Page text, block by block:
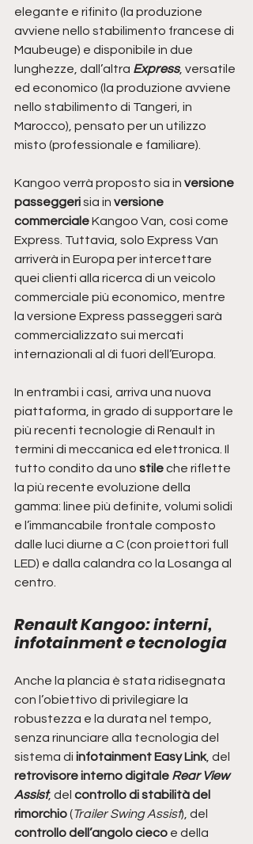
elegante e rifinito (la produzione
avviene nello stabilimento francese di
Maubeuge) e disponibile in due
lunghezze, dall’altra Express, versatile
ed economico (la produzione avviene
nello stabilimento di Tangeri, in
Marocco), pensato per un utilizzo
misto (professionale e familiare).
Kangoo verrà proposto sia in versione
passeggeri sia in versione
commerciale Kangoo Van, così come
Express. Tuttavia, solo Express Van
arriverà in Europa per intercettare
quei clienti alla ricerca di un veicolo
commerciale più economico, mentre
la versione Express passeggeri sarà
commercializzato sui mercati
internazionali al di fuori dell’Europa.
In entrambi i casi, arriva una nuova
piattaforma, in grado di supportare le
più recenti tecnologie di Renault in
termini di meccanica ed elettronica. Il
tutto condito da uno stile che riflette
la più recente evoluzione della
gamma: linee più definite, volumi solidi
e l’immancabile frontale composto
dalle luci diurne a C (con proiettori full
LED) e dalla calandra co la Losanga al
centro.
Renault Kangoo: interni,
infotainment e tecnologia
Anche la plancia è stata ridisegnata
con l’obiettivo di privilegiare la
robustezza e la durata nel tempo,
senza rinunciare alla tecnologia del
sistema di infotainment Easy Link, del
retrovisore interno digitale Rear View
Assist, del controllo di stabilità del
rimorchio (Trailer Swing Assist), del
controllo dell’angolo cieco e della